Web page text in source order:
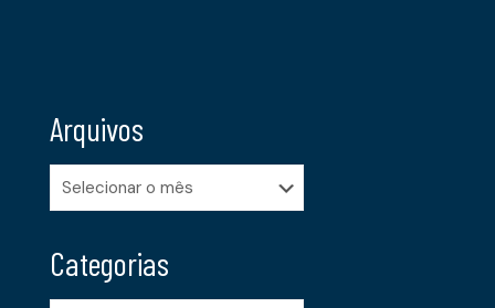
Arquivos
Arquivos
Categorias